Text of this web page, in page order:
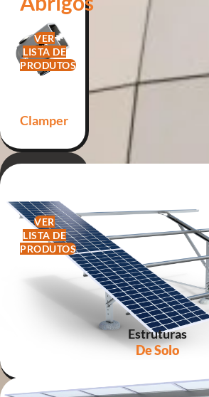
VER
LISTA DE
PRODUTOS
Clamper
VER
LISTA DE
PRODUTOS
Estruturas
De Solo